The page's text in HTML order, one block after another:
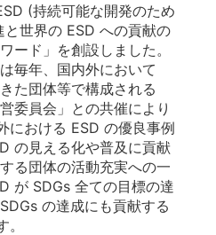
(持続可能な開発のため
世界の ESD への貢献の
ード」を創設しました。
毎年、国内外において
た団体等で構成される
委員会」との共催により
における ESD の優良事例
の見える化や普及に貢献
る団体の活動充実への一
が SDGs 全ての目標の達
の達成にも貢献する